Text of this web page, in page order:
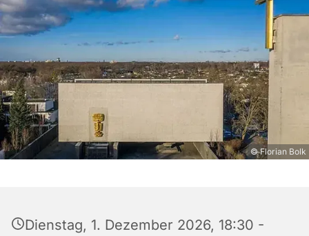
© Florian Bolk
Dienstag, 1. Dezember 2026, 18:30 -